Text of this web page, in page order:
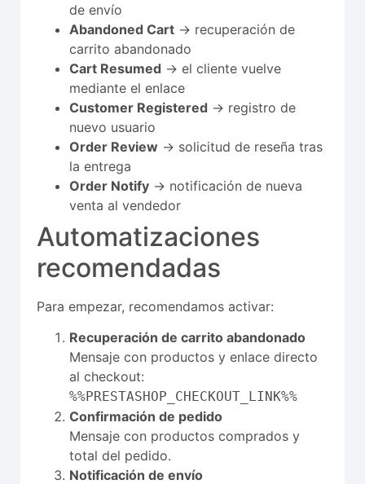
de envío
Abandoned Cart → recuperación de
carrito abandonado
Cart Resumed → el cliente vuelve
mediante el enlace
Customer Registered → registro de
nuevo usuario
Order Review → solicitud de reseña tras
la entrega
Order Notify → notificación de nueva
venta al vendedor
Automatizaciones
recomendadas
Para empezar, recomendamos activar:
Recuperación de carrito abandonado
Mensaje con productos y enlace directo
al checkout:
%%PRESTASHOP_CHECKOUT_LINK%%
Confirmación de pedido
Mensaje con productos comprados y
total del pedido.
Notificación de envío